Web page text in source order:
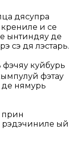
дясупра
и се
ынтиндяу де
сэ дя лэстарь.
куйбурь
фэтау
де нямурь
прин
рэдэчиниле ый